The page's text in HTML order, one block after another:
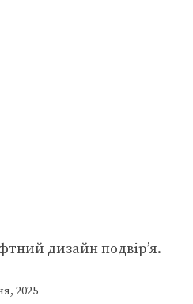
дизайн подвір’я.
2025